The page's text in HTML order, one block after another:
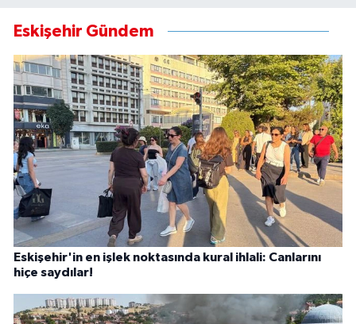
Eskişehir Gündem
Eskişehir'in en işlek noktasında kural ihlali: Canlarını
hiçe saydılar!